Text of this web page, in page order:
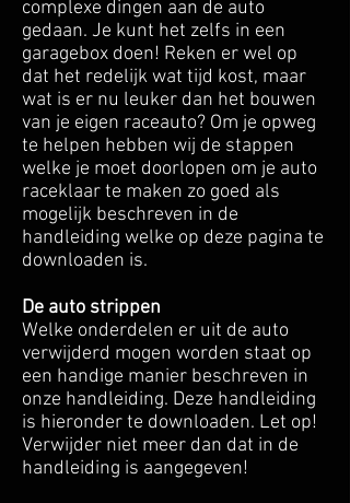
complexe dingen aan de auto
gedaan. Je kunt het zelfs in een
garagebox doen! Reken er wel op
dat het redelijk wat tijd kost, maar
wat is er nu leuker dan het bouwen
van je eigen raceauto? Om je opweg
te helpen hebben wij de stappen
welke je moet doorlopen om je auto
raceklaar te maken zo goed als
mogelijk beschreven in de
handleiding welke op deze pagina te
downloaden is.
De auto strippen
Welke onderdelen er uit de auto
verwijderd mogen worden staat op
een handige manier beschreven in
onze handleiding. Deze handleiding
is hieronder te downloaden. Let op!
Verwijder niet meer dan dat in de
handleiding is aangegeven!